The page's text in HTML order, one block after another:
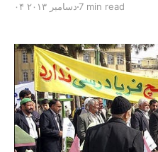
آب ایجاد کننده آنها است. با
[…]
۰۴ دسامبر ۲۰۱۳ 7 min read